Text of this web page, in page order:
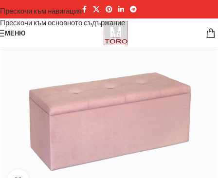
Прескочи към навигация
Прескочи към основното съдържание
МЕНЮ